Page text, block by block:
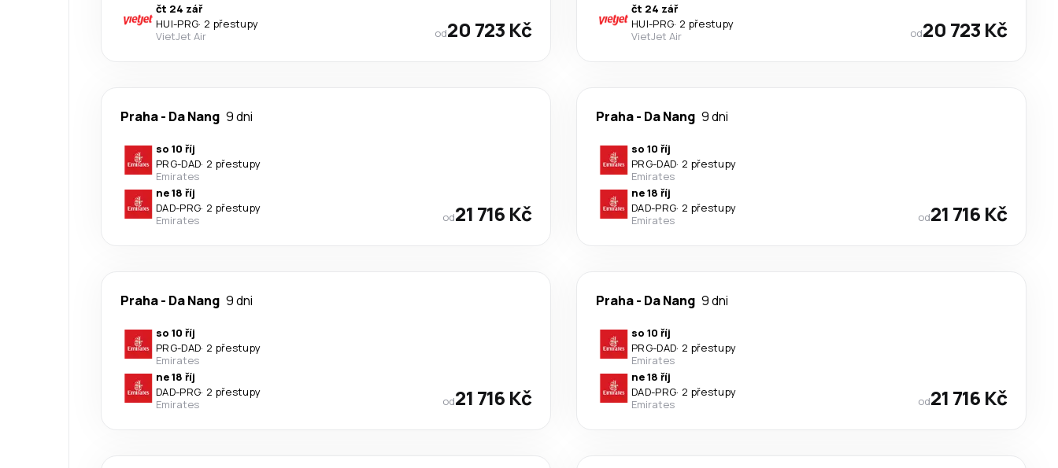
čt 24 zář
HUI-PRG· 2 přestupy
VietJet Air
od20 723 Kč
čt 24 zář
HUI-PRG· 2 přestupy
VietJet Air
od20 723 Kč
Praha- Da Nang 9 dni
so 10 říj
PRG-DAD· 2 přestupy
Emirates
ne 18 říj
DAD-PRG· 2 přestupy
Emirates
od21 716 Kč
Praha- Da Nang 9 dni
so 10 říj
PRG-DAD· 2 přestupy
Emirates
ne 18 říj
DAD-PRG· 2 přestupy
Emirates
od21 716 Kč
Praha- Da Nang 9 dni
so 10 říj
PRG-DAD· 2 přestupy
Emirates
ne 18 říj
DAD-PRG· 2 přestupy
Emirates
od21 716 Kč
Praha- Da Nang 9 dni
so 10 říj
PRG-DAD· 2 přestupy
Emirates
ne 18 říj
DAD-PRG· 2 přestupy
Emirates
od21 716 Kč